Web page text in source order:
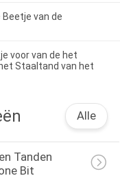
Beetje van de
voor van de het
Staaltand van het
Alle
Tanden
Bit